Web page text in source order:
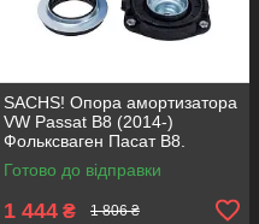
SACHS! Опора амортизатора
VW Passat B8 (2014-)
Фольксваген Пасат B8.
Передня. 803024 , KB657.27 ,
VKDA35167
Готово до відправки
1 444 ₴ 1 806 ₴